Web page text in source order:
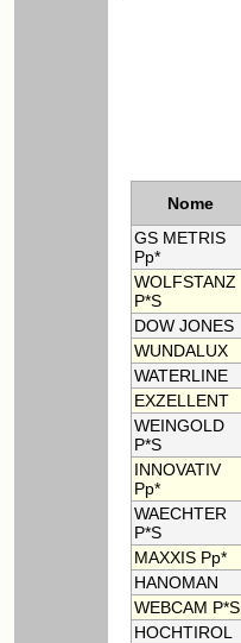
Nome
GS METRIS
Pp*
WOLFSTANZ
P*S
DOW JONES
WUNDALUX
WATERLINE
EXZELLENT
WEINGOLD
P*S
INNOVATIV
Pp*
WAECHTER
P*S
MAXXIS Pp*
HANOMAN
WEBCAM P*S
HOCHTIROL